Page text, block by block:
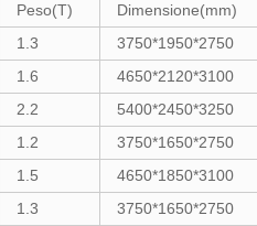
Peso(T) Dimensione(mm)
1.3
3750*1950*2750
1.6
4650*2120*3100
2.2
5400*2450*3250
1.2
3750*1650*2750
1.5
4650*1850*3100
1.3
3750*1650*2750